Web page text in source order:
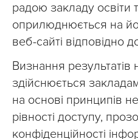
радою закладу освіти
оприлюднюється на
веб-сайті відповідно
Визнання результатів
здійснюється
на основі принципів
рівності доступу,
конфіденційності